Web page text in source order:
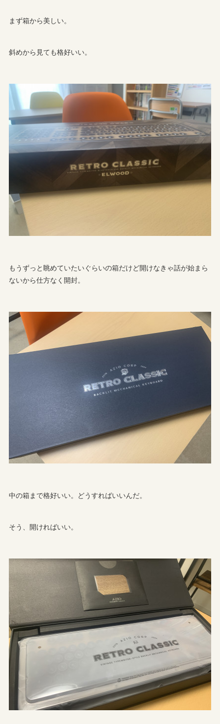
まず箱から美しい。
斜めから見ても格好いい。
もうずっと眺めていたいぐらいの箱だけど開けなきゃ話が始まら
ないから仕方なく開封。
中の箱まで格好いい。どうすればいいんだ。
そう、開ければいい。